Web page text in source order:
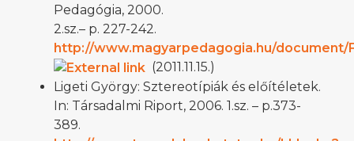
Pedagógia, 2000.
2.sz.– p. 227-242.
http://www.magyarpedagogia.hu/document/
(2011.11.15.)
Ligeti György: Sztereotípiák és előítéletek.
In: Társadalmi Riport, 2006. 1.sz. – p.373-
389.